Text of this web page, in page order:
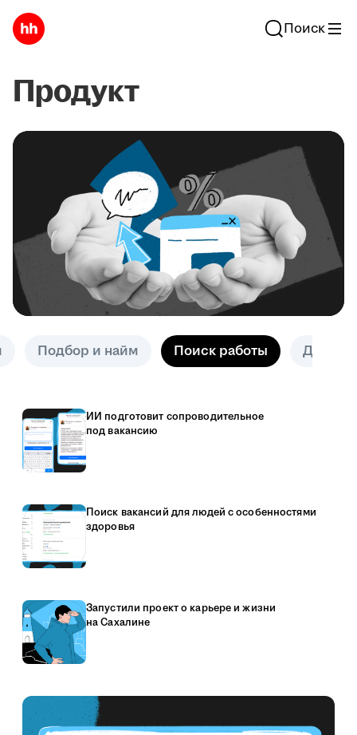
Поиск
Продукт
Подбор и найм Поиск работы Другое
ИИ подготовит сопроводительное
под вакансию
Поиск вакансий для людей с особенностями
здоровья
Запустили проект о карьере и жизни
на Сахалине